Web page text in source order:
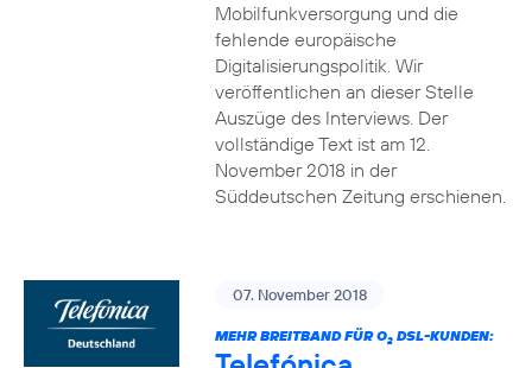
Mobilfunkversorgung und die
fehlende europäische
Digitalisierungspolitik. Wir
veröffentlichen an dieser Stelle
Auszüge des Interviews. Der
vollständige Text ist am 12.
November 2018 in der
Süddeutschen Zeitung erschienen.
07. November 2018
MEHR BREITBAND FÜR O2DSL-KUNDEN: